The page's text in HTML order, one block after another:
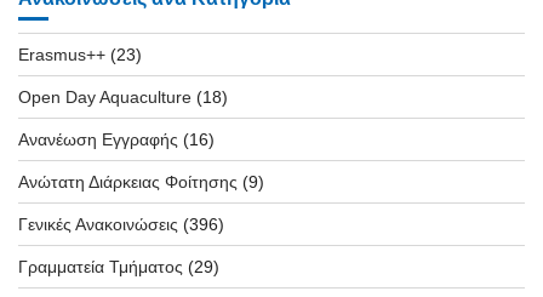
Erasmus++ (23)
Open Day Aquaculture (18)
Ανανέωση Εγγραφής (16)
Ανώτατη Διάρκειας Φοίτησης (9)
Γενικές Ανακοινώσεις (396)
Γραμματεία Τμήματος (29)